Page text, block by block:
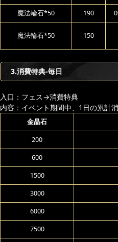
魔法輪石*50 190
魔法輪石*50 150
3.消費特典-毎日
入口：フェス→消費特典
内容：イベント期間中、1日の累計
金晶石
200
600
1500
3000
6000
7500